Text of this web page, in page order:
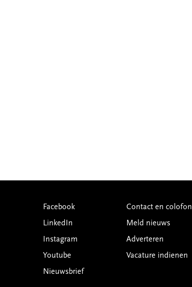
Facebook
LinkedIn
Instagram
Youtube
Nieuwsbrief
Contact en colofon
Meld nieuws
Adverteren
Vacature indienen